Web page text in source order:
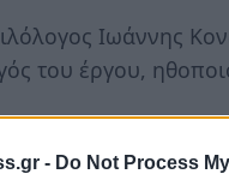
- Do Not Process
Ιωάννης
του έργου,
Ασπασία
της χορωδίας